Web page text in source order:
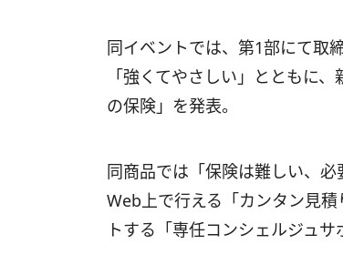
同イベントでは、第1部にて取
「強くてやさしい」とともに
の保険」を発表。
同商品では「保険は難しい、必
Web上で行える「カンタン見
トする「専任コンシェルジュサ